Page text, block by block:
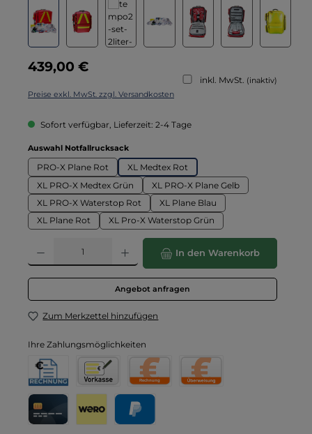
Regulärer Preis:
439,00 €
inkl. MwSt. (inaktiv)
Preise exkl. MwSt. zzgl. Versandkosten
Sofort verfügbar, Lieferzeit: 2-4 Tage
Auswahl Notfallrucksackauswählen
PRO-X Plane Rot
XL Medtex Rot
XL PRO-X Medtex Grün
XL PRO-X Plane Gelb
XL PRO-X Waterstop Rot
XL Plane Blau
XL Plane Rot
XL Pro-X Waterstop Grün
Produkt Anzahl: Gib den gewünschten Wert ein oder benutze die
In den Warenkorb
Angebot anfragen
Zum Merkzettel hinzufügen
Ihre Zahlungsmöglichkeiten
Rechnung
Rechnung für Behörden
Vorkasse